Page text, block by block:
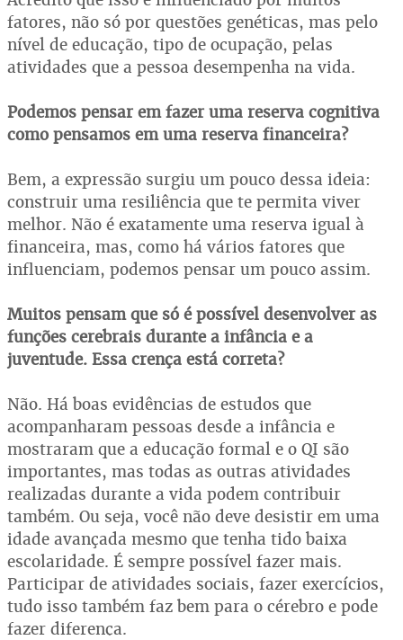
fatores, não só por questões genéticas, mas pelo
nível de educação, tipo de ocupação, pelas
atividades que a pessoa desempenha na vida.
Podemos pensar em fazer uma reserva cognitiva
como pensamos em uma reserva financeira?
Bem, a expressão surgiu um pouco dessa ideia:
construir uma resiliência que te permita viver
melhor. Não é exatamente uma reserva igual à
financeira, mas, como há vários fatores que
influenciam, podemos pensar um pouco assim.
Muitos pensam que só é possível desenvolver as
funções cerebrais durante a infância e a
juventude. Essa crença está correta?
Não. Há boas evidências de estudos que
acompanharam pessoas desde a infância e
mostraram que a educação formal e o QI são
importantes, mas todas as outras atividades
realizadas durante a vida podem contribuir
também. Ou seja, você não deve desistir em uma
idade avançada mesmo que tenha tido baixa
escolaridade. É sempre possível fazer mais.
Participar de atividades sociais, fazer exercícios,
tudo isso também faz bem para o cérebro e pode
fazer diferença.